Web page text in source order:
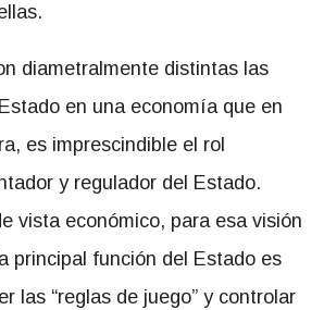
diametralmente distintas las
en una economía que en
es imprescindible el rol
y regulador del Estado.
vista económico, para esa visión
principal función del Estado es
las “reglas de juego” y controlar